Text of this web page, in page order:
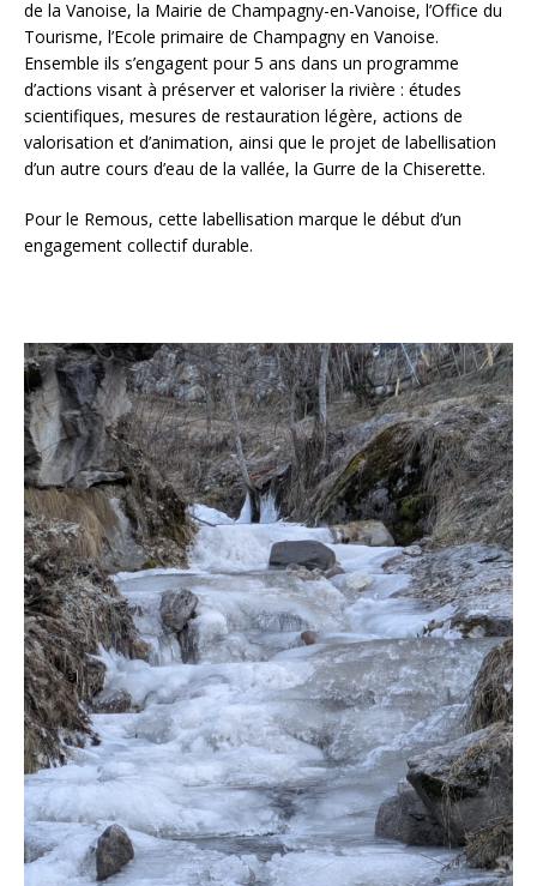
de la Vanoise, la Mairie de Champagny-en-Vanoise, l’Office du
Tourisme, l’Ecole primaire de Champagny en Vanoise.
Ensemble ils s’engagent pour 5 ans dans un programme
d’actions visant à préserver et valoriser la rivière : études
scientifiques, mesures de restauration légère, actions de
valorisation et d’animation, ainsi que le projet de labellisation
d’un autre cours d’eau de la vallée, la Gurre de la Chiserette.
Pour le Remous, cette labellisation marque le début d’un
engagement collectif durable.